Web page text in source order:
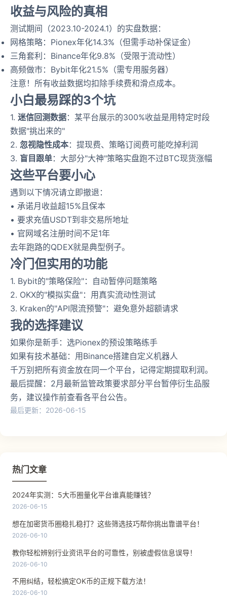
收益与风险的真相
测试期间（2023.10-2024.1）的实盘数据：
网格策略：Pionex年化14.3%（但需手动补保证金）
三角套利：Binance年化9.8%（受限于流动性）
高频做市：Bybit年化21.5%（需专用服务器）
注意！所有收益数据均扣除手续费和滑点成本。
小白最易踩的3个坑
1. 迷信回测数据：某平台展示的300%收益是用特定时段
数据"挑出来的"
2. 忽视隐性成本：提现费、策略订阅费可能吃掉利润
3. 盲目跟单：大部分"大神"策略实盘跑不过BTC现货涨幅
这些平台要小心
遇到以下情况请立即撤退：
• 承诺月收益超15%且保本
• 要求充值USDT到非交易所地址
• 官网域名注册时间不足1年
去年跑路的QDEX就是典型例子。
冷门但实用的功能
1. Bybit的"策略保险"：自动暂停问题策略
2. OKX的"模拟实盘"：用真实流动性测试
3. Kraken的"API限流预警"：避免意外超额请求
我的选择建议
如果你是新手：选Pionex的预设策略练手
如果有技术基础：用Binance搭建自定义机器人
千万别把所有资金放在同一个平台，记得定期提取利润。
最后提醒：2月最新监管政策要求部分平台暂停衍生品服
务，建议操作前查看各平台公告。
最后更新：2026-06-15
热门文章
2024年实测：5大币圈量化平台谁真能赚钱？
2026-06-15
想在加密货币圈稳扎稳打？这些筛选技巧帮你挑出靠谱平台！
2026-06-10
教你轻松辨别行业资讯平台的可靠性，别被虚假信息误导！
2026-06-10
不用纠结，轻松搞定OK币的正规下载方法！
2026-06-10